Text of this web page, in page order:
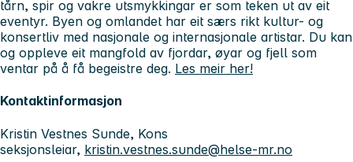
tårn, spir og vakre utsmykkingar er som teken ut av eit
eventyr. Byen og omlandet har eit særs rikt kultur- og
konsertliv med nasjonale og internasjonale artistar. Du kan
og oppleve eit mangfold av fjordar, øyar og fjell som
ventar på å få begeistre deg. Les meir her!
Kontaktinformasjon
Kristin Vestnes Sunde, Kons
seksjonsleiar, kristin.vestnes.sunde@helse-mr.no